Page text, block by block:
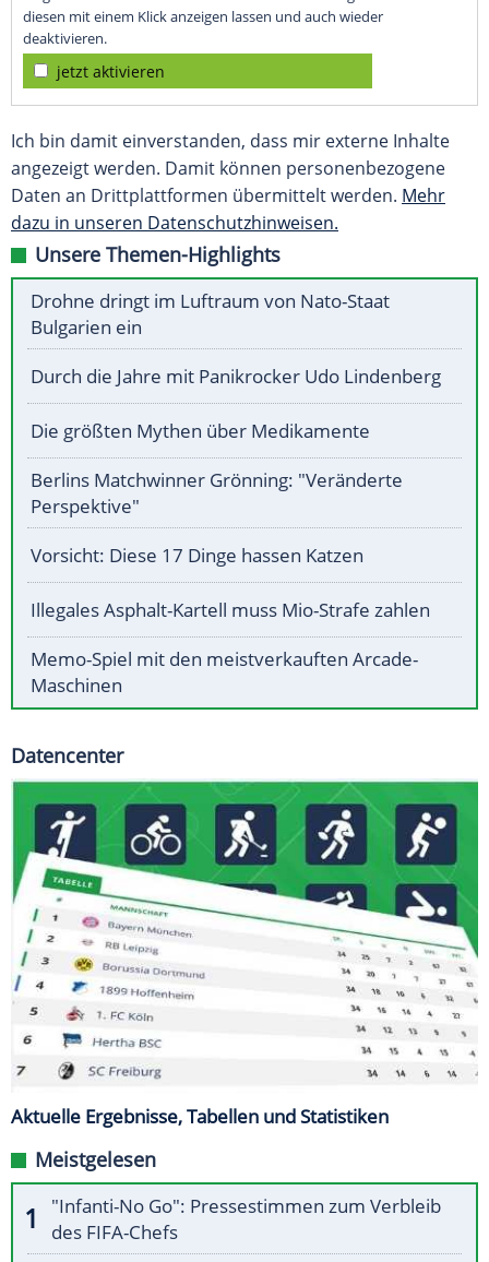
diesen mit einem Klick anzeigen lassen und auch wieder
deaktivieren.
jetzt aktivieren
Ich bin damit einverstanden, dass mir externe Inhalte
angezeigt werden. Damit können personenbezogene
Daten an Drittplattformen übermittelt werden. Mehr
dazu in unseren Datenschutzhinweisen.
Unsere Themen-Highlights
Drohne dringt im Luftraum von Nato-Staat
Bulgarien ein
Durch die Jahre mit Panikrocker Udo Lindenberg
Die größten Mythen über Medikamente
Berlins Matchwinner Grönning: "Veränderte
Perspektive"
Vorsicht: Diese 17 Dinge hassen Katzen
Illegales Asphalt-Kartell muss Mio-Strafe zahlen
Memo-Spiel mit den meistverkauften Arcade-
Maschinen
Datencenter
Aktuelle Ergebnisse, Tabellen und Statistiken
Meistgelesen
"Infanti-No Go": Pressestimmen zum Verbleib
des FIFA-Chefs